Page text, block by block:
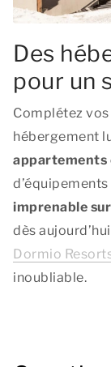
Des
pour un
Complétez vos
hébergement
appartements
imprenable
dès
Dormio
inoubliable.